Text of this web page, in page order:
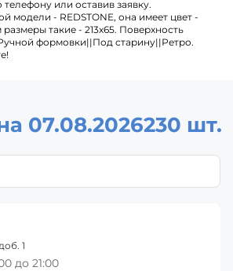
или оставив заявку.
модели - REDSTONE, она имеет цвет -
такие - 213х65. Поверхность
формовки||Под старину||Ретро.
07.08.2026230 шт.
1
до 21:00